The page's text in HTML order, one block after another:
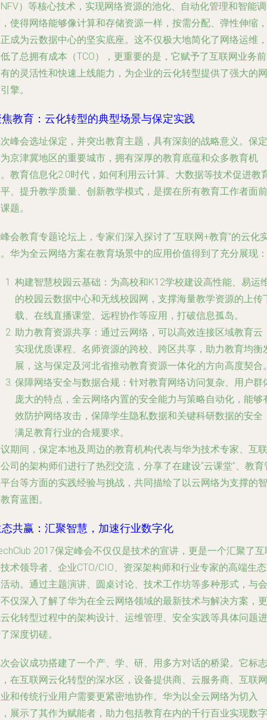
）等核心技术，实现网络资源的池化、自动化管理和智能调
使得网络能够像计算和存储资源一样，按需分配、弹性伸缩，
成为云数据中心的坚实底座。这不仅极大地简化了网络运维，
了总拥有成本（TCO），更重要的是，它赋予了互联网业务
的灵活性和快速上线能力，为企业的云化转型提供了强大的网
擎。
教育：云化转型的典型场景与保定实践
峰会选址保定，并突出教育主题，具有深刻的战略意义。保定
京津冀地区的重要城市，拥有深厚的教育底蕴和众多教育机
教育信息化2.0时代，如何利用云计算、大数据等技术促进教
、提升教学质量、创新教学模式，是摆在所有教育工作者面前
题。
会教育专题论坛上，专家们深入探讨了“互联网+教育”的云化
华为全云网络方案在教育场景中的应用价值得到了充分展现：
构建智慧校园云基础 ：为高校和K12学校建设高性能、易运
的校园云数据中心和无线校园网，支撑海量教学资源的上传
载、在线直播课堂、远程协作等应用，打破信息孤岛。
助力教育资源共享 ：通过云网络，可以高效连接区域教育云
实现优质课程、名师资源的跨校、跨区共享，助力教育均衡
展，这与保定及河北省推动教育资源一体化的方向高度契合
保障网络安全与数据合规 ：针对教育网络访问复杂、用户群
庞大的特点，全云网络内置的安全能力与策略自动化，能够
效防护网络攻击，保障学生隐私数据和关键科研数据的安全
满足教育行业的合规要求。
期间，保定本地及周边的教育机构代表与华为技术专家、互联
司的架构师们进行了热烈交流，分享了在建设“云课堂”、教育
台等方面的实践经验与挑战，共同描绘了以云网络为支撑的智
育蓝图。
共赢：汇聚智慧，加速行业数字化
2017保定峰会不仅仅是技术的宣讲，更是一个汇聚了互
术领导者、企业CTO/CIO、资深架构师和行业专家的高端生
动。通过主题演讲、圆桌讨论、技术工作坊等多种形式，与会
仅深入了解了华为在全云网络领域的最新技术与解决方案，更
化转型过程中的架构设计、运维管理、安全实践等具体问题进
深度切磋。
会议成功搭建了一个产、学、研、用多方对话的桥梁。它标志
在互联网云化转型的深水区，设备提供商、云服务商、互联网
和传统行业用户需要更紧密地协作。华为以全云网络为切入
展示了其作为赋能者，助力包括教育在内的千行百业实现数字